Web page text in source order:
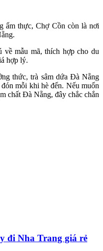
ẩm thực, Chợ Cồn còn là nơi
về mẫu mã, thích hợp cho du
hợp lý.
thức, trà sâm dứa Đà Nẵng
mỗi khi hè đến. Nếu muốn
chất Đà Nẵng, đây chắc chắn
đi Nha Trang giá rẻ